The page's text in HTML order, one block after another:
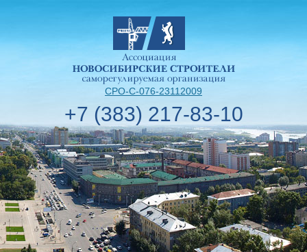
СРО-С-076-23112009
+7 (383) 217-83-10